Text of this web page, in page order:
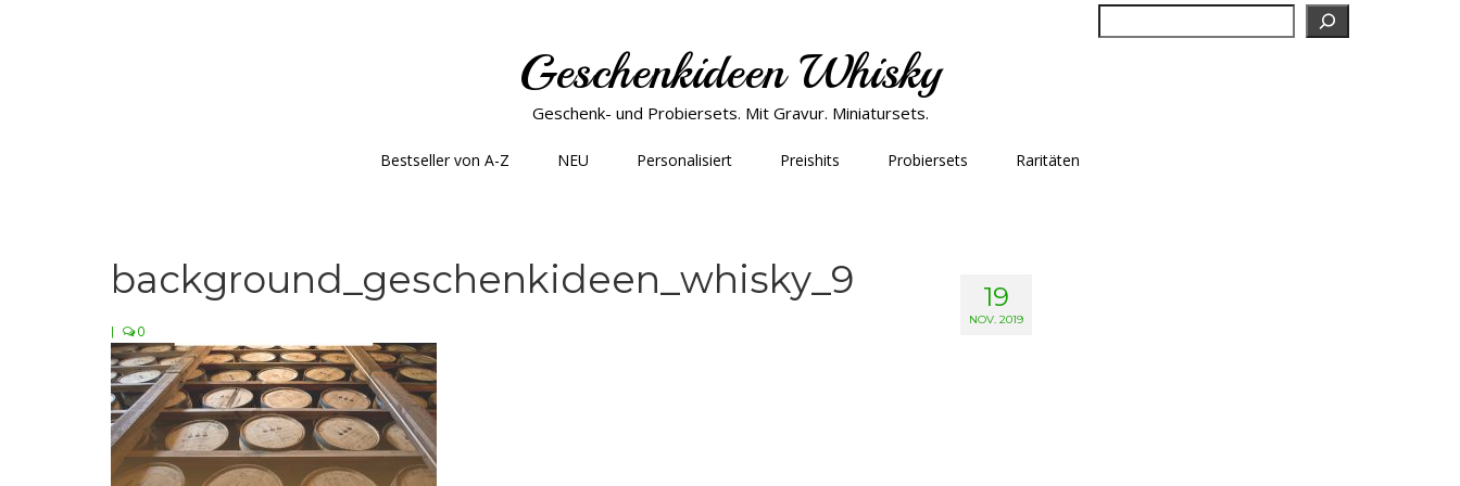
Suchen
Geschenkideen Whisky
Geschenk- und Probiersets. Mit Gravur. Miniatursets.
Bestseller von A-Z NEU Personalisiert Preishits Probiersets Raritäten
19
NOV. 2019
background_geschenkideen_whisky_9
| 0